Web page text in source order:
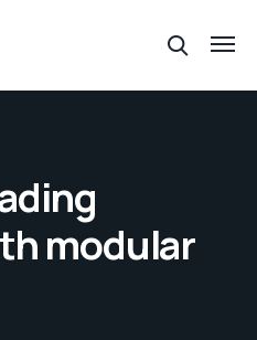
modular